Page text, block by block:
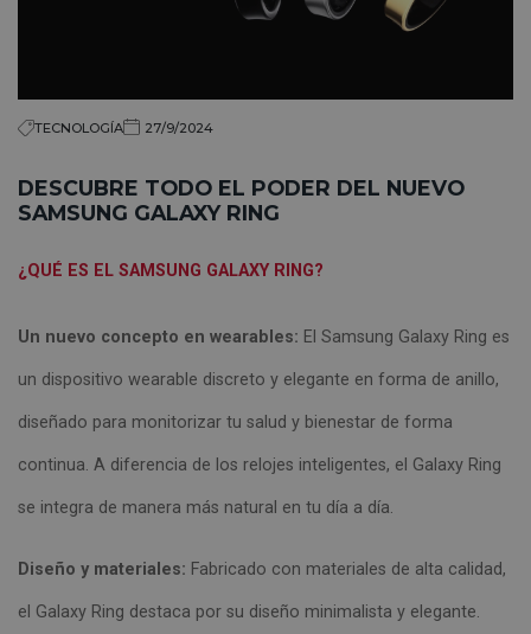
TECNOLOGÍA 27/9/2024
DESCUBRE TODO EL PODER DEL NUEVO
SAMSUNG GALAXY RING
¿QUÉ ES EL SAMSUNG GALAXY RING?
Un nuevo concepto en wearables: El Samsung Galaxy Ring es
un dispositivo wearable discreto y elegante en forma de anillo,
diseñado para monitorizar tu salud y bienestar de forma
continua. A diferencia de los relojes inteligentes, el Galaxy Ring
se integra de manera más natural en tu día a día.
Diseño y materiales: Fabricado con materiales de alta calidad,
el Galaxy Ring destaca por su diseño minimalista y elegante.